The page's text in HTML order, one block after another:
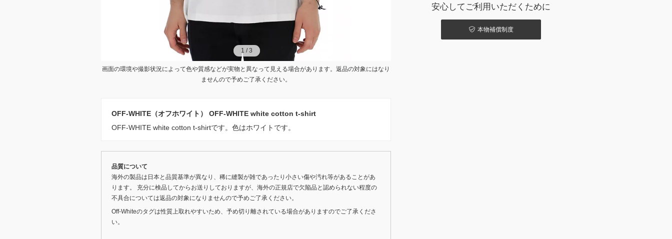
1 /3
1 /3
画面の環境や撮影状況によって色や質感などが実物と異なって見える場合があります。返品の対象にはなり
ませんので予めご了承ください。
OFF-WHITE（オフホワイト） OFF-WHITE white cotton t-shirt
OFF-WHITE white cotton t-shirtです。色はホワイトです。
品質について
海外の製品は日本と品質基準が異なり、稀に縫製が雑であったり小さい傷や汚れ等があることがあ
ります。 充分に検品してからお送りしておりますが、海外の正規店で欠陥品と認められない程度の
不具合については返品の対象になりませんので予めご了承ください。
Off-Whiteのタグは性質上取れやすいため、予め切り離されている場合がありますのでご了承くださ
い。
安心してご利用いただくために
本物補償制度